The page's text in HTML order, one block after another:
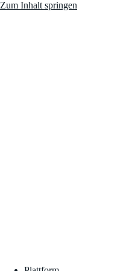
Zum Inhalt springen